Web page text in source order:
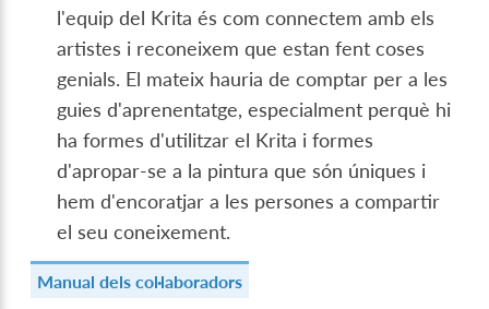
l'equip del Krita és com connectem amb els
artistes i reconeixem que estan fent coses
genials. El mateix hauria de comptar per a les
guies d'aprenentatge, especialment perquè hi
ha formes d'utilitzar el Krita i formes
d'apropar-se a la pintura que són úniques i
hem d'encoratjar a les persones a compartir
el seu coneixement.
Manual dels col·laboradors